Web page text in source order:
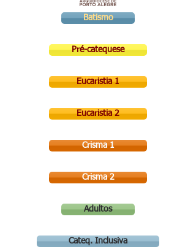
Batismo
Pré-catequese
Eucaristia 1
Eucaristia 2
Crisma 1
Crisma 2
Adultos
Cateq. Inclusiva